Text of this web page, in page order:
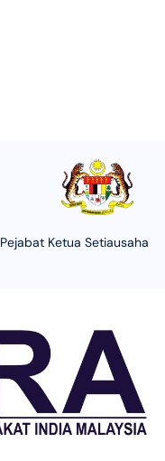
Pejabat Ketua Setiausaha